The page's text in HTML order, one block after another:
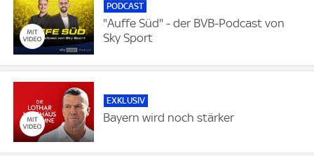
PODCAST
"Auffe Süd" - der BVB-Podcast von
Sky Sport
EXKLUSIV
Bayern wird noch stärker